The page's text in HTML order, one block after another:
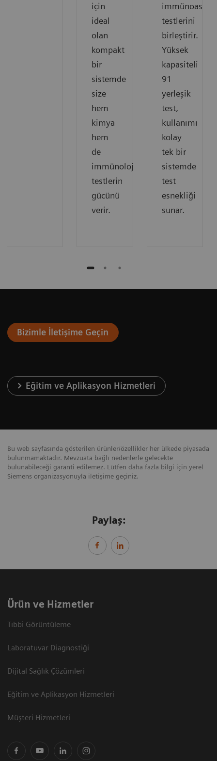
için
ideal
olan
kompakt
bir
sistemde
size
hem
kimya
hem
de
immünolojik
testlerin
gücünü
verir.
immünoassay
testlerini
birleştirir.
Yüksek
kapasiteli
91
yerleşik
test,
kullanımı
kolay
tek bir
sistemde
test
esnekliği
sunar.
Bizimle İletişime Geçin
Eğitim ve Aplikasyon Hizmetleri
Bu web sayfasında gösterilen ürünler/özellikler her ülkede piyasada
bulunmamaktadır. Mevzuata bağlı nedenlerle gelecekte
bulunabileceği garanti edilemez. Lütfen daha fazla bilgi için yerel
Siemens organizasyonuyla iletişime geçiniz.
Paylaş:
Ürün ve Hizmetler
Tıbbi Görüntüleme
Laboratuvar Diagnostiği
Dijital Sağlık Çözümleri
Eğitim ve Aplikasyon Hizmetleri
Müşteri Hizmetleri